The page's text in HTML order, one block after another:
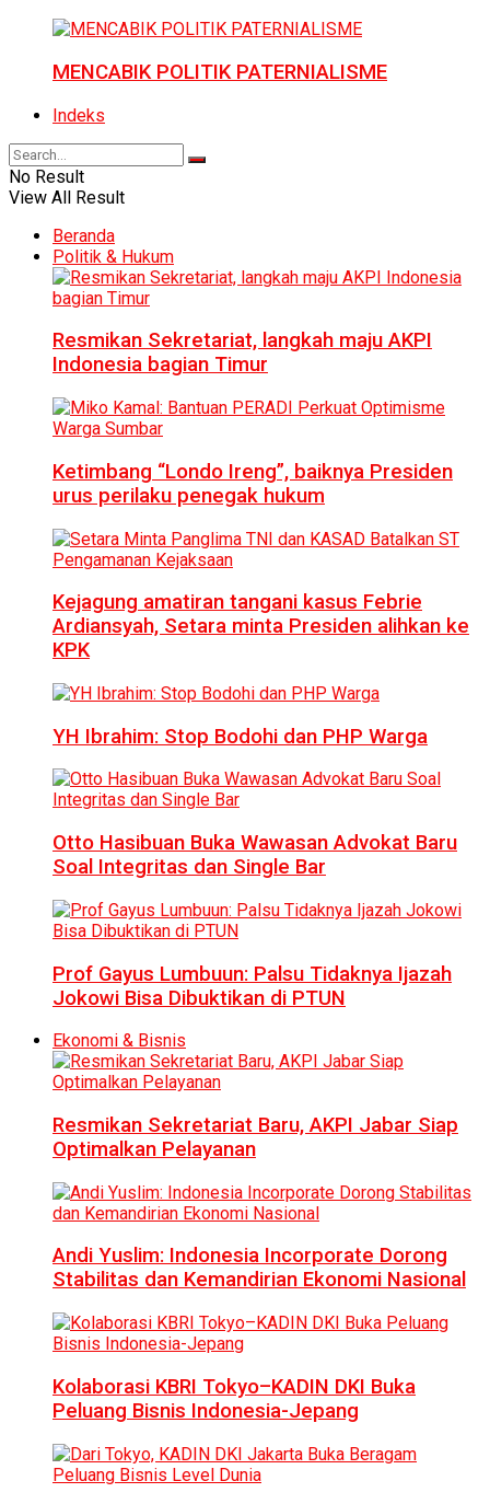
MENCABIK POLITIK PATERNIALISME
Indeks
No Result
View All Result
Beranda
Politik & Hukum
Resmikan Sekretariat, langkah maju AKPI
Indonesia bagian Timur
Ketimbang “Londo Ireng”, baiknya Presiden
urus perilaku penegak hukum
Kejagung amatiran tangani kasus Febrie
Ardiansyah, Setara minta Presiden alihkan ke
KPK
YH Ibrahim: Stop Bodohi dan PHP Warga
Otto Hasibuan Buka Wawasan Advokat Baru
Soal Integritas dan Single Bar
Prof Gayus Lumbuun: Palsu Tidaknya Ijazah
Jokowi Bisa Dibuktikan di PTUN
Ekonomi & Bisnis
Resmikan Sekretariat Baru, AKPI Jabar Siap
Optimalkan Pelayanan
Andi Yuslim: Indonesia Incorporate Dorong
Stabilitas dan Kemandirian Ekonomi Nasional
Kolaborasi KBRI Tokyo–KADIN DKI Buka
Peluang Bisnis Indonesia-Jepang